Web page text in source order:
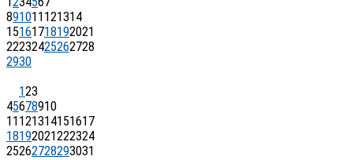
891011 121314
15161718192021
22232425262728
2930
123
45678910
11 121314151617
18192021222324
25262728293031